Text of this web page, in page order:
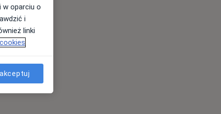
w oparciu o
i
linki